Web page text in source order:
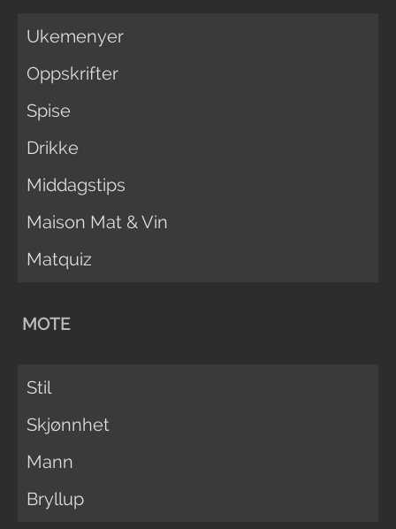
Ukemenyer
Oppskrifter
Spise
Drikke
Middagstips
Maison Mat & Vin
Matquiz
MOTE
Stil
Skjønnhet
Mann
Bryllup